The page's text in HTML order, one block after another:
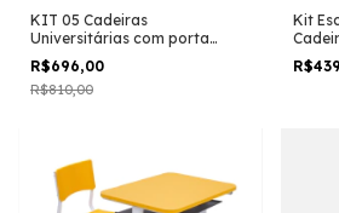
KIT 05 Cadeiras
Universitárias com porta
livros cor Preto Prancheta
Plástica
R$696,00
R$810,00
Kit